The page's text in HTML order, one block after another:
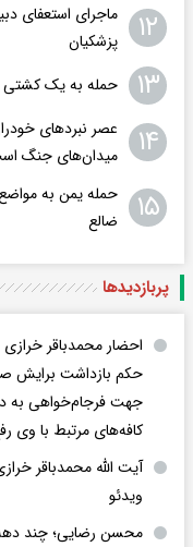
۱۲
ماجرای استعفای
پزشکیان
۱۳ حمله به یک
۱۴
عصر نبردهای
میدان‌های جنگ
۱۵
حمله یمن به
ضالع
پربازدید‌ها
احضار محمدباقر
حکم بازداشت برایش
جهت فرجام‌خواهی به
کافه‌های مرتبط با وی
آیت الله محمدباقر
ویدئو